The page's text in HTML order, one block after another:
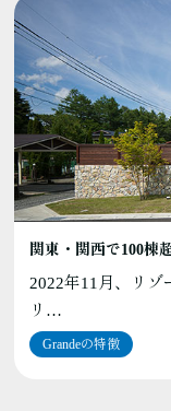
関東・関西で100棟
2022年11月、リゾ
リ…
Grandeの特徴